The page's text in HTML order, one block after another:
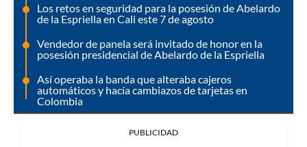
Los retos en seguridad para la posesión de Abelardo
de la Espriella en Cali este 7 de agosto
Vendedor de panela será invitado de honor en la
posesión presidencial de Abelardo de la Espriella
Así operaba la banda que alteraba cajeros
automáticos y hacía cambiazos de tarjetas en
Colombia
PUBLICIDAD